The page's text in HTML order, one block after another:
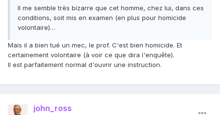
Il me semble très bizarre que cet homme, chez lui, dans ces
conditions, soit mis en examen (en plus pour homicide
volontaire)…
Mais il a bien tué un mec, le prof. C'est bien homicide. Et
certainement volontaire (à voir ce que dira l'enquête).
Il est parfaitement normal d'ouvrir une instruction.
john_ross